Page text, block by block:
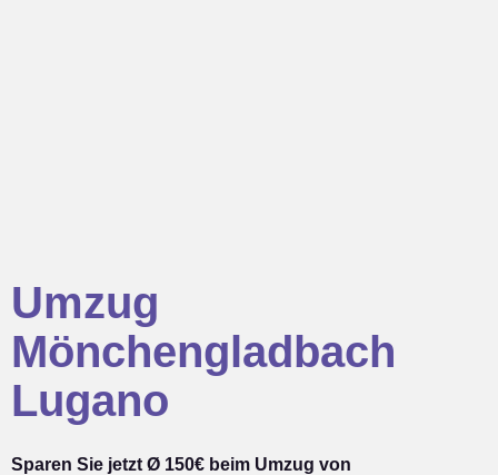
Umzug
Mönchengladbach
Lugano
Sparen Sie jetzt Ø 150€ beim Umzug von